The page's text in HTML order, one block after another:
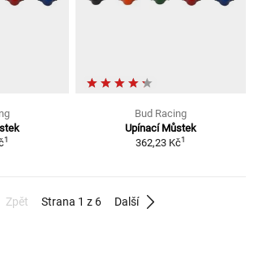
1
Bud Racing
Upínací Můstek
362,23 Kč1
Zpět Strana 1 z 6 Další